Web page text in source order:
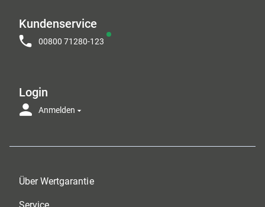
Kundenservice
00800 71280-123
Login
Anmelden
Über Wertgarantie
Service